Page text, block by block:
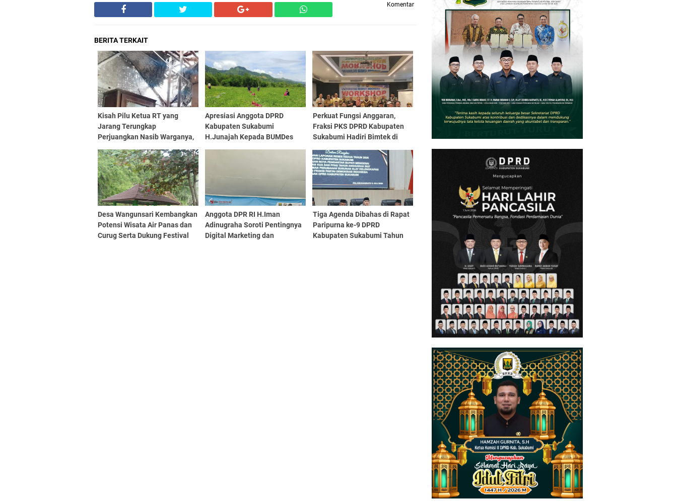
Komentar
BERITA TERKAIT
Kisah Pilu Ketua RT yang
Jarang Terungkap
Perjuangkan Nasib Warganya,
Ambruk
Apresiasi Anggota DPRD
Kabupaten Sukabumi
H.Junajah Kepada BUMDes
Perkuat Fungsi Anggaran,
Fraksi PKS DPRD Kabupaten
Sukabumi Hadiri Bimtek di
Desa Wangunsari Kembangkan
Potensi Wisata Air Panas dan
Curug Serta Dukung Festival
Anggota DPR RI H.Iman
Adinugraha Soroti Pentingnya
Digital Marketing dan
Tiga Agenda Dibahas di Rapat
Paripurna ke-9 DPRD
Kabupaten Sukabumi Tahun